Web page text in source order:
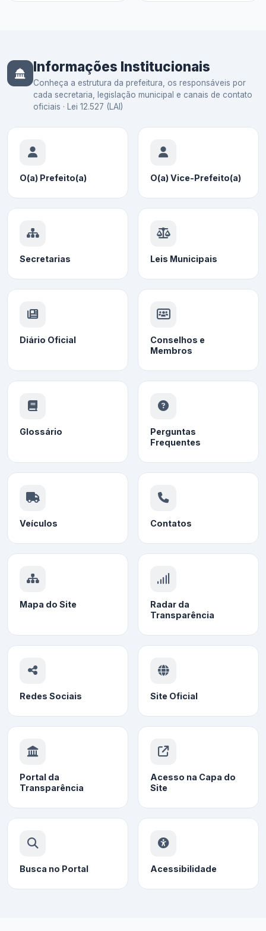
Informações Institucionais
Conheça a estrutura da prefeitura, os responsáveis por
cada secretaria, legislação municipal e canais de contato
oficiais · Lei 12.527 (LAI)
O(a) Prefeito(a) O(a) Vice-Prefeito(a)
Secretarias Leis Municipais
Diário Oficial
Conselhos e
Membros
Glossário
Perguntas
Frequentes
Veículos Contatos
Mapa do Site
Radar da
Transparência
Redes Sociais Site Oficial
Portal da
Transparência
Acesso na Capa do
Site
Busca no Portal Acessibilidade